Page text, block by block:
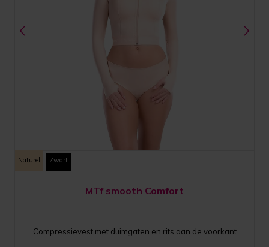
Naturel Zwart
MTf smooth Comfort
Compressievest met duimgaten en rits aan de voorkant